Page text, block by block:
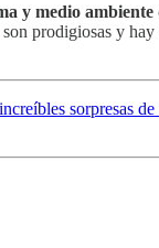
y medio ambiente
prodigiosas y hay
sorpresas